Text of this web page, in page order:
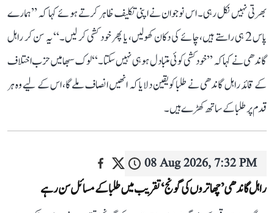
بھرتی نہیں نکل رہی۔ اس نوجوان نے اپنی تکلیف ظاہر کرتے ہوئے کہا کہ ’’ہمارے
پاس 2 ہی راستے ہیں، چائے کی دکان کھولیں، یا پھر خود کشی کر لیں۔‘‘ یہ سن کر راہل
گاندھی نے کہا کہ ’’خودکشی کوئی متبادل ہو ہی نہیں سکتا۔‘‘ لوک سبھا میں حزب اختلاف
کے قائد راہل گاندھی نے طلبا کو یقین دلایا کہ انھیں انصاف ملے گا، اس کے لیے وہ ہر
قدم پر طلبا کے ساتھ کھڑے ہیں۔
08 Aug 2026, 7:32 PM
راہل گاندھی ’چھاتروں کی گونج‘ تقریب میں طلبا کے مسائل سن رہے